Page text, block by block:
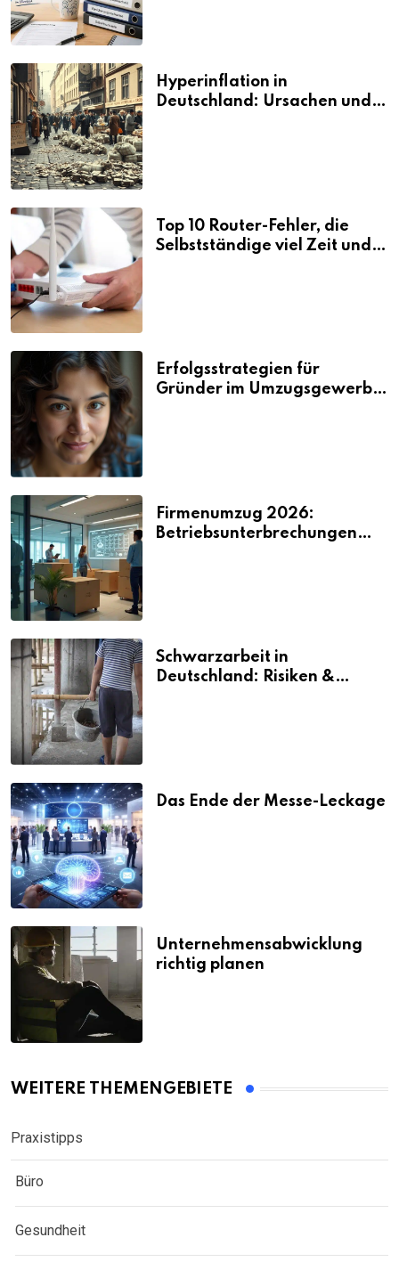
Hyperinflation in
Deutschland: Ursachen und
Top 10 Router-Fehler, die
Selbstständige viel Zeit und
Erfolgsstrategien für
Gründer im Umzugsgewerbe
Firmenumzug 2026:
Betriebsunterbrechungen
Schwarzarbeit in
Deutschland: Risiken &
Das Ende der Messe-Leckage
Unternehmensabwicklung
richtig planen
WEITERE THEMENGEBIETE
Praxistipps
Büro
Gesundheit